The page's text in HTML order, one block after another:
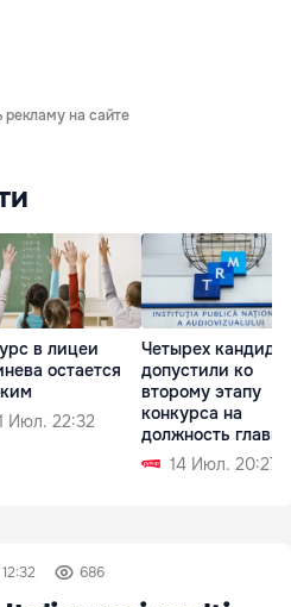
рекламу на сайте
в лицеи
остается
Июл. 22:32
Четырех
допустили ко
второму этапу
конкурса на
должность главы
14 Июл. 20:27
686